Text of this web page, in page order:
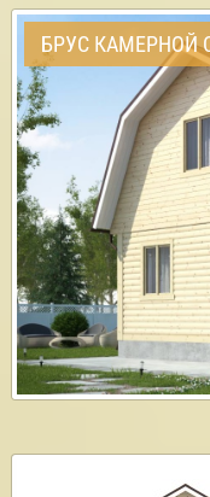
БРУС КАМЕРНОЙ